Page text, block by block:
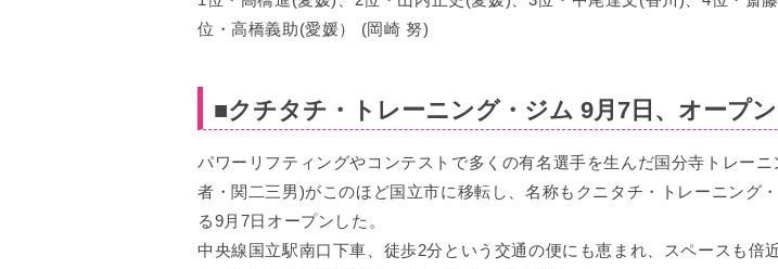
位・高橋義助(愛媛） (岡崎 努)
■クチタチ・トレーニング・ジム 9月7日、オープン
パワーリフティングやコンテストで多くの有名選手を生んだ国分寺トレー
者・関二三男)がこのほど国立市に移転し、名称もクニタチ・トレーニング
る9月7日オープンした。
中央線国立駅南口下車、徒歩2分という交通の便にも恵まれ、スペースも倍